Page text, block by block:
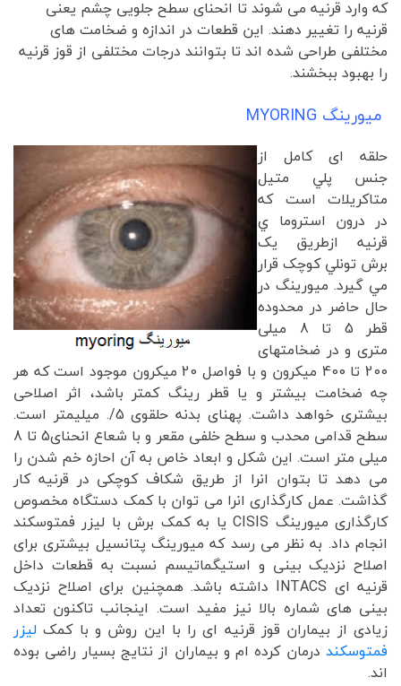
که وارد قرنیه می شوند تا انحنای سطح جلویی چشم یعنی
قرنیه را تغییر دهند. این قطعات در اندازه و ضخامت های
مختلفی طراحی شده اند تا بتوانند درجات مختلفی از قوز قرنیه
را بهبود ببخشند.
میورینگ MYORING
حلقه ای کامل از
جنس پلي متيل
متاکريلات است که
در درون استروما ي
قرنيه ازطريق يک
برش تونلي کوچک قرار
مي گيرد. میورینگ در
حال حاضر در محدوده
قطر 5 تا 8 میلی
متری و در ضخامتهای
200 تا 400 میکرون و با فواصل 20 میکرون موجود است که هر
چه ضخامت بیشتر و یا قطر رینگ کمتر باشد، اثر اصلاحی
بیشتری خواهد داشت. پهنای بدنه حلقوی 5/. میلیمتر است.
سطح قدامی محدب و سطح خلفی مقعر و با شعاع انحنای5 تا 8
میلی متر است. این شکل و ابعاد خاص به آن احازه خم شدن را
می دهد تا بتوان انرا از طریق شکاف کوچکی در قرنیه کار
گذاشت. عمل کارگذاری انرا می توان با کمک دستگاه مخصوص
کارگذاری میورینگ CISIS یا به کمک برش با لیزر فمتوسکند
انجام داد. به نظر می رسد که میورینگ پتانسیل بیشتری برای
اصلاح نزدیک بینی و استیگماتیسم نسبت به قطعات داخل
قرنیه ای INTACS داشته باشد. همچنین برای اصلاح نزدیک
بینی های شماره بالا نیز مفید است. اینجانب تاکنون تعداد
زیادی از بیماران قوز قرنیه ای را با این روش و با کمک لیزر
فمتوسکند درمان کرده ام و بیماران از نتایج بسیار راضی بوده
اند.